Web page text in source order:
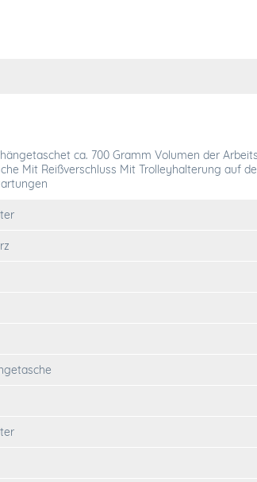
ca. 700 Gramm Volumen der
Mit Reißverschluss Mit Trolleyhalterung auf